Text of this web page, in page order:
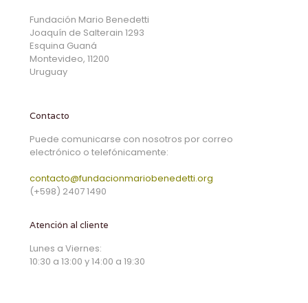
Fundación Mario Benedetti
Joaquín de Salterain 1293
Esquina Guaná
Montevideo, 11200
Uruguay
Contacto
Puede comunicarse con nosotros por correo
electrónico o telefónicamente:
contacto@fundacionmariobenedetti.org
(+598) 2407 1490
Atención al cliente
Lunes a Viernes:
10:30 a 13:00 y 14:00 a 19:30